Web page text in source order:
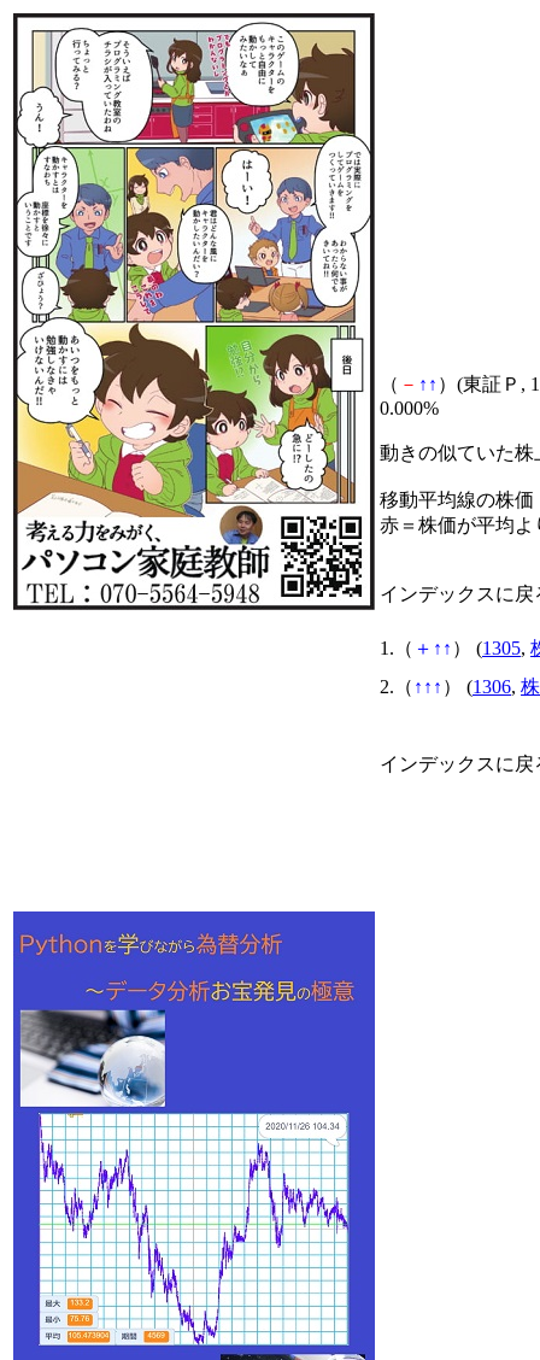
（ － ↑ ↑ ）(東証Ｐ,
0.000%
動きの似ていた
移動平均線の株価
赤＝株価が平均
インデックスに戻
1.（ ＋ ↑ ↑ ） (1305,
2.（ ↑ ↑ ↑ ） (1306,
インデックスに戻